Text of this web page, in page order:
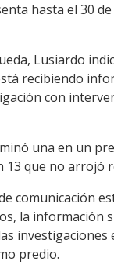
hasta el 30
Lusiardo
recibiendo
con
una en un
13 que no arrojó
comunicación
la información
investigaciones
predio.